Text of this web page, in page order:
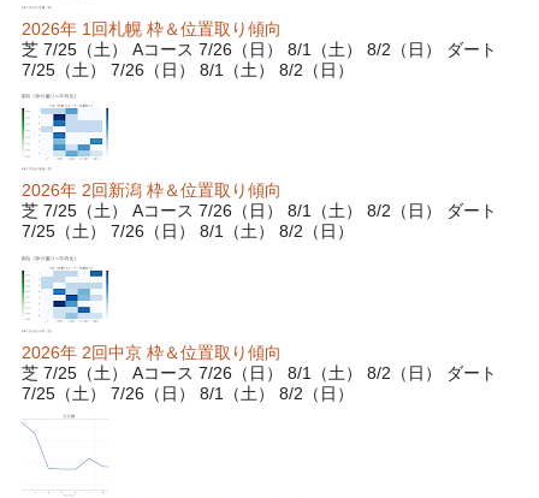
2026年 1回札幌 枠＆位置取り傾向
芝 7/25（土） Aコース 7/26（日） 8/1（土） 8/2（日） ダート
7/25（土） 7/26（日） 8/1（土） 8/2（日）
2026年 2回新潟 枠＆位置取り傾向
芝 7/25（土） Aコース 7/26（日） 8/1（土） 8/2（日） ダート
7/25（土） 7/26（日） 8/1（土） 8/2（日）
2026年 2回中京 枠＆位置取り傾向
芝 7/25（土） Aコース 7/26（日） 8/1（土） 8/2（日） ダート
7/25（土） 7/26（日） 8/1（土） 8/2（日）